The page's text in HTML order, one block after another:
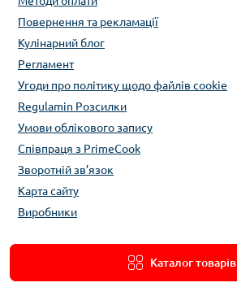
Повернення та рекламації
Кулінарний блог
Регламент
Угоди про політику щодо файлів cookie
Regulamin Розсилки
Умови облікового запису
Співпраця з PrimeCook
Зворотній зв’язок
Карта сайту
Виробники
Каталог товарів